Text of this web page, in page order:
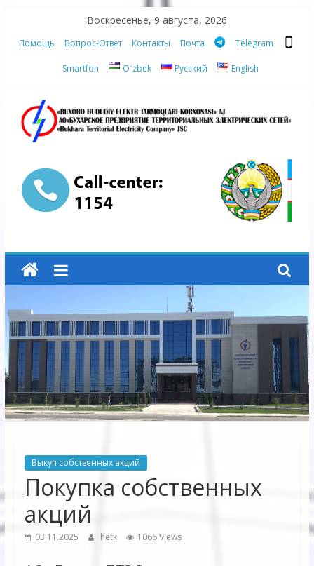
content
Воскресенье, 9 августа, 2026
Помощь Вопрос-Ответ Контакты Почта Telegram
Smartfon Oʻzbek Русский English
АО
"Бухарское
Предприятие
Территориальных
Электрических
сетей"
АО
"Бухарское
Электрических
сетей"
Выкуп собственных акций
Покупка собственных
акций
03.11.2025 hetk 1066 Views